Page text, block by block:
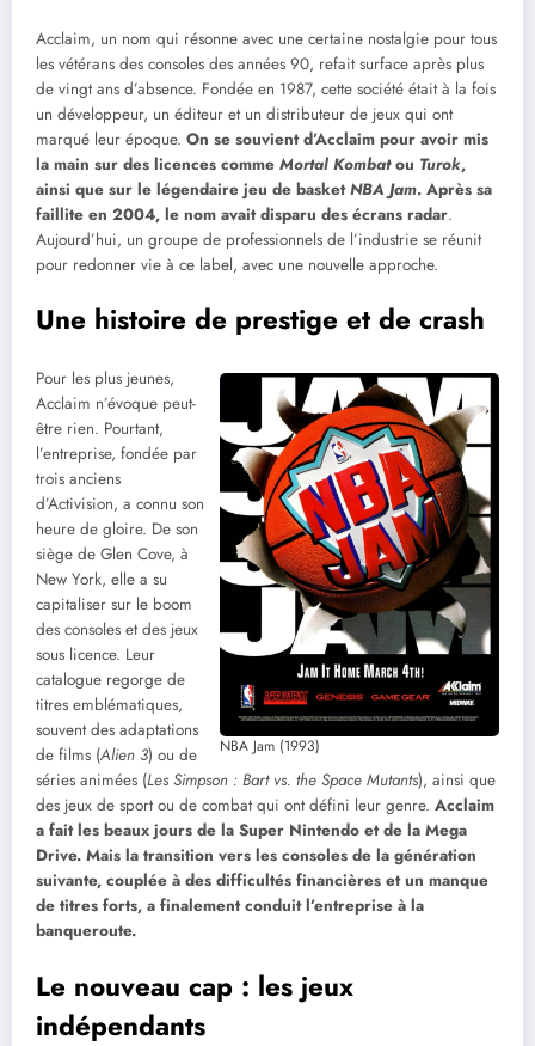
Acclaim, un nom qui résonne avec une certaine nostalgie pour tous
les vétérans des consoles des années 90, refait surface après plus
de vingt ans d’absence. Fondée en 1987, cette société était à la fois
un développeur, un éditeur et un distributeur de jeux qui ont
marqué leur époque. On se souvient d’Acclaim pour avoir mis
la main sur des licences comme Mortal Kombatou Turok,
ainsi que sur le légendaire jeu de basketNBA Jam. Après sa
faillite en 2004, le nom avait disparu des écrans radar.
Aujourd’hui, un groupe de professionnels de l’industrie se réunit
pour redonner vie à ce label, avec une nouvelle approche.
Une histoire de prestige et de crash
NBA Jam (1993)
Pour les plus jeunes,
Acclaim n’évoque peut-
être rien. Pourtant,
l’entreprise, fondée par
trois anciens
d’Activision, a connu son
heure de gloire. De son
siège de Glen Cove, à
New York, elle a su
capitaliser sur le boom
des consoles et des jeux
sous licence. Leur
catalogue regorge de
titres emblématiques,
souvent des adaptations
de films (Alien 3) ou de
séries animées (Les Simpson : Bart vs. the Space Mutants), ainsi que
des jeux de sport ou de combat qui ont défini leur genre. Acclaim
a fait les beaux jours de la Super Nintendo et de la Mega
Drive. Mais la transition vers les consoles de la génération
suivante, couplée à des difficultés financières et un manque
de titres forts, a finalement conduit l’entreprise à la
banqueroute.
Le nouveau cap : les jeux
indépendants